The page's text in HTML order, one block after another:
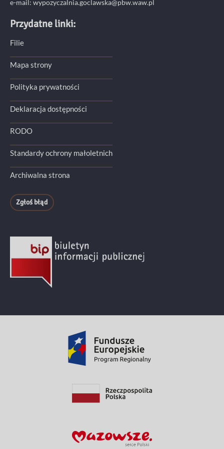
e-mail: wypozyczalnia.goclawska@pbw.waw.pl
Przydatne linki:
Filie
Mapa strony
Polityka prywatności
Deklaracja dostępności
RODO
Standardy ochrony małoletnich
Archiwalna strona
Zgłoś błąd